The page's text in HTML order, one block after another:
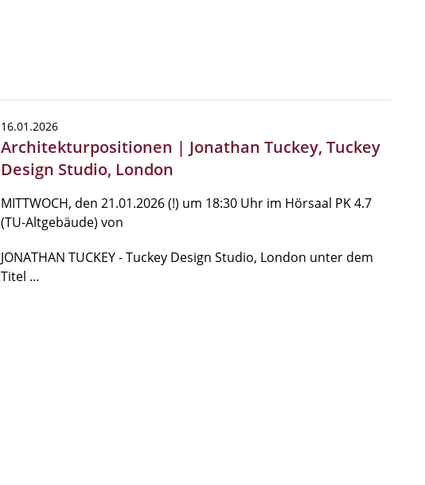
16.01.2026
Architekturpositionen | Jonathan Tuckey, Tuckey
Design Studio, London
MITTWOCH, den 21.01.2026 (!) um 18:30 Uhr im Hörsaal PK 4.7
(TU-Altgebäude) von
JONATHAN TUCKEY - Tuckey Design Studio, London unter dem
Titel …